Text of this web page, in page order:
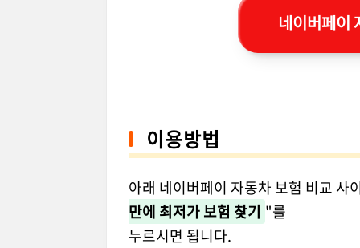
네이버페이
이용방법
아래 네이버페이 자동차 보험 비교 사
만에 최저가 보험 찾기 "를
누르시면 됩니다.